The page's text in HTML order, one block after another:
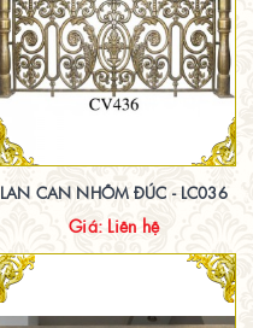
LAN CAN NHÔM ĐÚC - LC036
Giá: Liên hệ